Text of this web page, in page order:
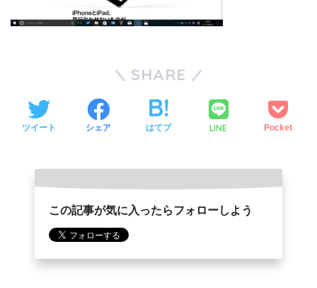
SHARE
ツイート シェア はてブ LINE Pocket
この記事が気に入ったらフォローしよう